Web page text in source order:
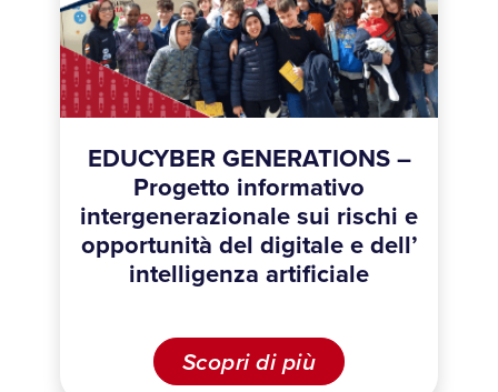
EDUCYBER GENERATIONS –
Progetto informativo
intergenerazionale sui rischi e
opportunità del digitale e dell’
intelligenza artificiale
Scopri di più